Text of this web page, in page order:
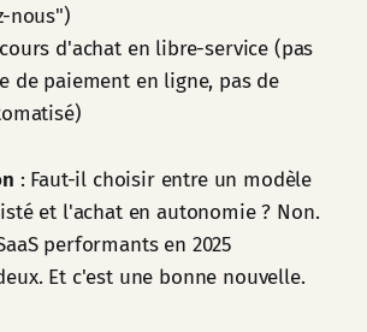
nous")
d'achat en libre-service (pas
de paiement en ligne, pas de
: Faut-il choisir entre un modèle
et l'achat en autonomie ? Non.
performants en 2025
Et c'est une bonne nouvelle.